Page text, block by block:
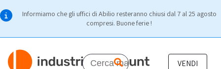
Informiamo che gli uffici di Abilio resteranno chiusi dal 7 al 25 agosto
compresi. Buone ferie !
VENDI